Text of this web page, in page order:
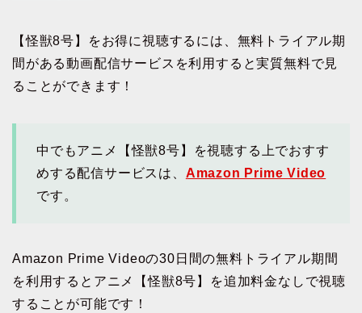
【怪獣8号】をお得に視聴するには、無料トライアル期
間がある動画配信サービスを利用すると実質無料で見
ることができます！
中でもアニメ【怪獣8号】を視聴する上でおすす
めする配信サービスは、 Amazon Prime Video
です。
Amazon Prime Videoの30日間の無料トライアル期間
を利用するとアニメ【怪獣8号】を追加料金なしで視聴
することが可能です！